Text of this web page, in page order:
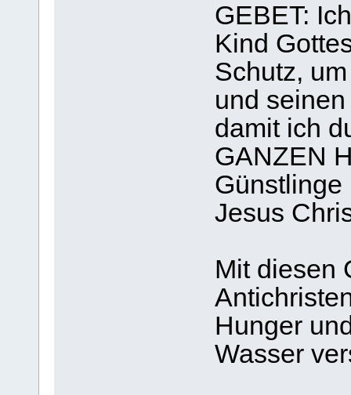
GEBET:
Kind
Schutz,
und
damit ich
GANZEN
Jesus
Mit diesen
Hunger
Wasser